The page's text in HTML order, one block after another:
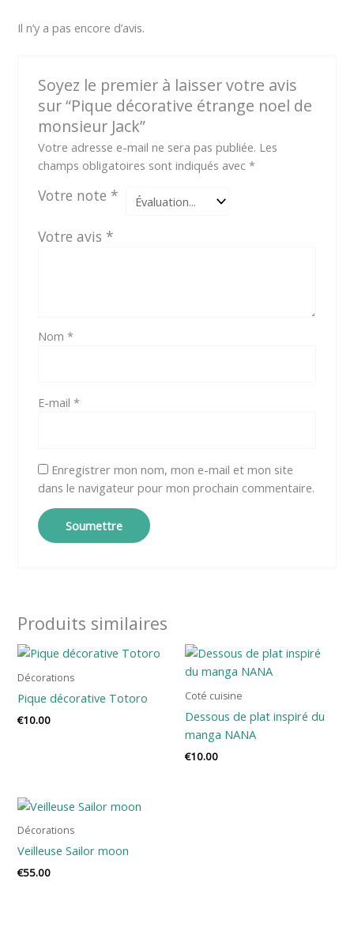
Il n’y a pas encore d’avis.
Soyez le premier à laisser votre avis
sur “Pique décorative étrange noel de
monsieur Jack”
Votre adresse e-mail ne sera pas publiée. Les
champs obligatoires sont indiqués avec *
Votre note *
Votre avis *
Nom *
E-mail *
Enregistrer mon nom, mon e-mail et mon site
dans le navigateur pour mon prochain commentaire.
Produits similaires
Décorations
Pique décorative Totoro
€10.00
Coté cuisine
Dessous de plat inspiré du
manga NANA
€10.00
Décorations
Veilleuse Sailor moon
€55.00